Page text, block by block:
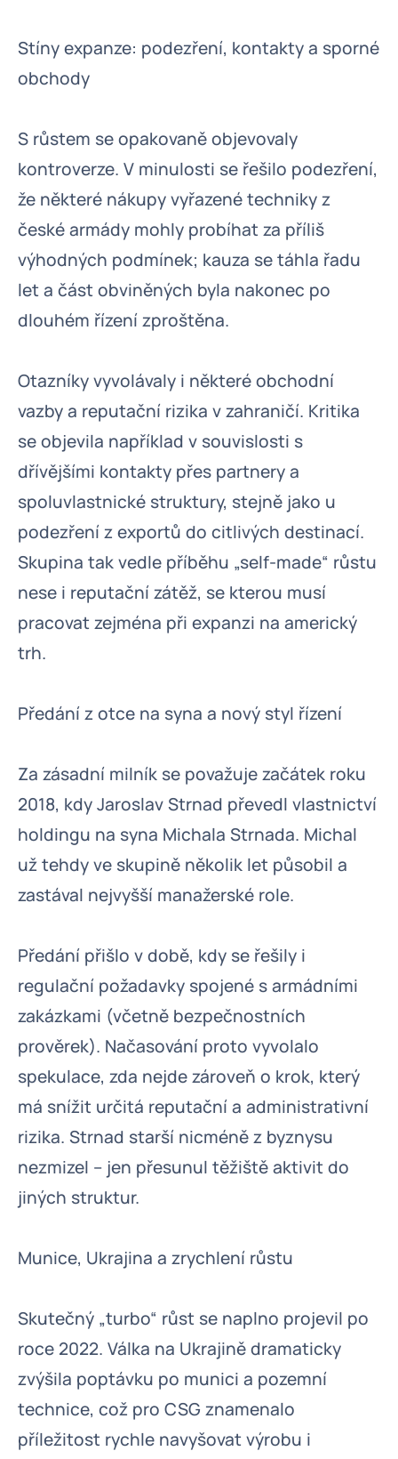
Stíny expanze: podezření, kontakty a sporné
obchody
S růstem se opakovaně objevovaly
kontroverze. V minulosti se řešilo podezření,
že některé nákupy vyřazené techniky z
české armády mohly probíhat za příliš
výhodných podmínek; kauza se táhla řadu
let a část obviněných byla nakonec po
dlouhém řízení zproštěna.
Otazníky vyvolávaly i některé obchodní
vazby a reputační rizika v zahraničí. Kritika
se objevila například v souvislosti s
dřívějšími kontakty přes partnery a
spoluvlastnické struktury, stejně jako u
podezření z exportů do citlivých destinací.
Skupina tak vedle příběhu „self-made“ růstu
nese i reputační zátěž, se kterou musí
pracovat zejména při expanzi na americký
trh.
Předání z otce na syna a nový styl řízení
Za zásadní milník se považuje začátek roku
2018, kdy Jaroslav Strnad převedl vlastnictví
holdingu na syna Michala Strnada. Michal
už tehdy ve skupině několik let působil a
zastával nejvyšší manažerské role.
Předání přišlo v době, kdy se řešily i
regulační požadavky spojené s armádními
zakázkami (včetně bezpečnostních
prověrek). Načasování proto vyvolalo
spekulace, zda nejde zároveň o krok, který
má snížit určitá reputační a administrativní
rizika. Strnad starší nicméně z byznysu
nezmizel – jen přesunul těžiště aktivit do
jiných struktur.
Munice, Ukrajina a zrychlení růstu
Skutečný „turbo“ růst se naplno projevil po
roce 2022. Válka na Ukrajině dramaticky
zvýšila poptávku po munici a pozemní
technice, což pro CSG znamenalo
příležitost rychle navyšovat výrobu i